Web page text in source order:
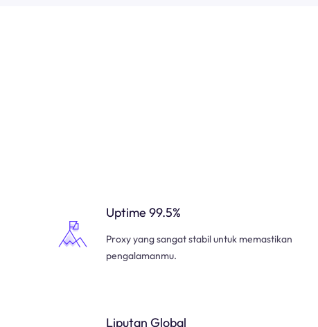
Uptime 99.5%
Proxy yang sangat stabil untuk memastikan
pengalamanmu.
Liputan Global